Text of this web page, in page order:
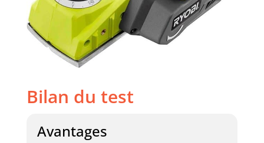
Bilan du test
Avantages